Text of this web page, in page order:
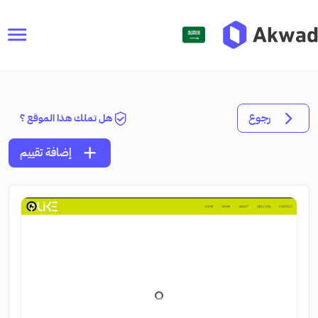
menu
رجوع هل تملك هذا الموقع ؟
add إضافة تقييم